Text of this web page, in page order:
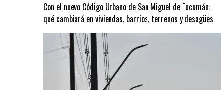
Con el nuevo Código Urbano de San Miguel de Tucumán:
qué cambiará en viviendas, barrios, terrenos y desagües